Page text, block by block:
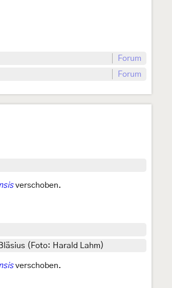
Forum
Forum
verschoben.
(Foto: Harald Lahm)
verschoben.